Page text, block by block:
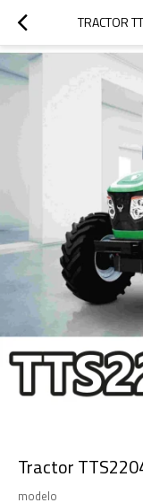
TRACTOR
Tractor
modelo